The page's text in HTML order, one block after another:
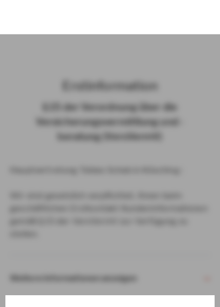
Erst­in­for­ma­ti­on
§ 15 der Ver­ord­nung über die
Ver­si­che­rungs­ver­mitt­lung und -​
beratung (Vers­VermV)
Weitere Informationen anzeigen